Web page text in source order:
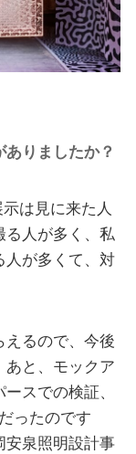
りましたか？
は見に来た人
る人が多く、私
人が多くて、対
えるので、今後
あと、モックア
スでの検証、
ったのです
安泉照明設計事